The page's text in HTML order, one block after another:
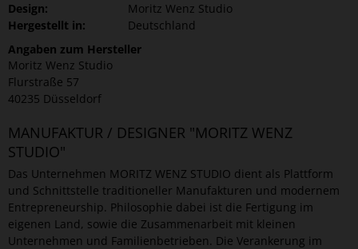
Design:
Moritz Wenz Studio
Hergestellt in:
Deutschland
Angaben zum Hersteller
Moritz Wenz Studio
Flurstraße 57
40235 Düsseldorf
MANUFAKTUR / DESIGNER "MORITZ WENZ
STUDIO"
Das Unternehmen MORITZ WENZ STUDIO dient als Plattform
und Schnittstelle traditioneller Manufakturen und modernem
Entrepreneurship. Philosophie dabei ist die Fertigung im
eigenen Land, sowie die Zusammenarbeit mit kleinen
Unternehmen und Familienbetrieben. Die Verankerung im